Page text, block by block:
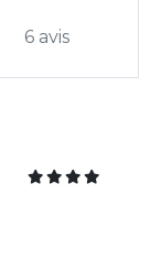
6 avis